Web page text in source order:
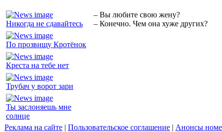
Никогда не сдавайтесь
По прозвищу Кротёнок
Креста на тебе нет
Трубач у ворот зари
Ты заслоняешь мне
солнце
– Вы любите свою жену?
– Конечно. Чем она хуже других?
Реклама на сайте | Пользовательское соглашение | Анонсы